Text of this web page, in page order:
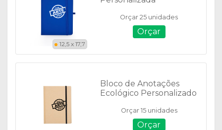
12,5 x 17,7
Pauta 05067
Orçar 25 unidades
Orçar
Bloco de Anotações
Ecológico Personalizado
Orçar 15 unidades
Orçar